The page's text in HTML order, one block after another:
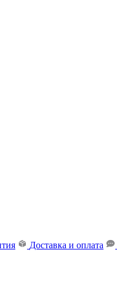
Доставка и оплата